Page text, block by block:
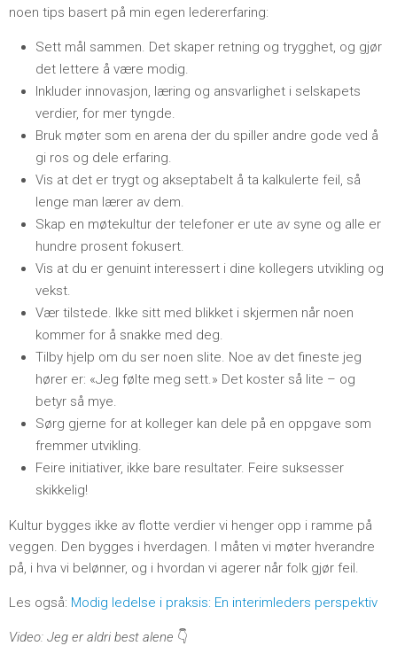
noen tips basert på min egen ledererfaring:
Sett mål sammen. Det skaper retning og trygghet, og gjør
det lettere å være modig.
Inkluder innovasjon, læring og ansvarlighet i selskapets
verdier, for mer tyngde.
Bruk møter som en arena der du spiller andre gode ved å
gi ros og dele erfaring.
Vis at det er trygt og akseptabelt å ta kalkulerte feil, så
lenge man lærer av dem.
Skap en møtekultur der telefoner er ute av syne og alle er
hundre prosent fokusert.
Vis at du er genuint interessert i dine kollegers utvikling og
vekst.
Vær tilstede. Ikke sitt med blikket i skjermen når noen
kommer for å snakke med deg.
Tilby hjelp om du ser noen slite. Noe av det fineste jeg
hører er: «Jeg følte meg sett.» Det koster så lite – og
betyr så mye.
Sørg gjerne for at kolleger kan dele på en oppgave som
fremmer utvikling.
Feire initiativer, ikke bare resultater. Feire suksesser
skikkelig!
Kultur bygges ikke av flotte verdier vi henger opp i ramme på
veggen. Den bygges i hverdagen. I måten vi møter hverandre
på, i hva vi belønner, og i hvordan vi agerer når folk gjør feil.
Les også: Modig ledelse i praksis: En interimleders perspektiv
Video: Jeg er aldri best alene 👇